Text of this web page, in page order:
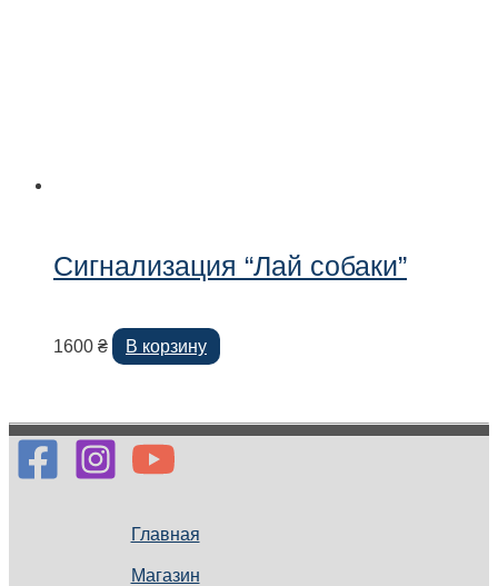
Сигнализация “Лай собаки”
1600 ₴ В корзину
Главная
Магазин